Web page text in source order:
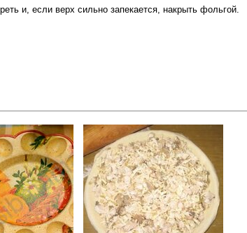
и, если верх сильно запекается, накрыть фольгой.